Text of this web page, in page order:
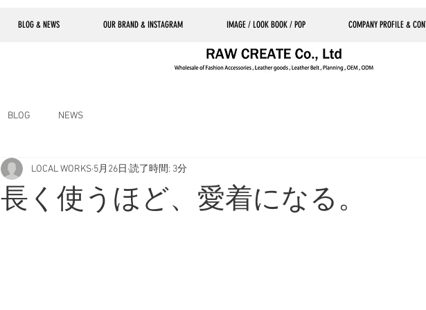
BLOG & NEWS OUR BRAND & INSTAGRAM IMAGE / LOOK BOOK / POP COMPANY PROFILE &
BLOG NEWS
長く使うほど、愛着になる。
LOCAL WORKS 5月26日 読了時間: 3分